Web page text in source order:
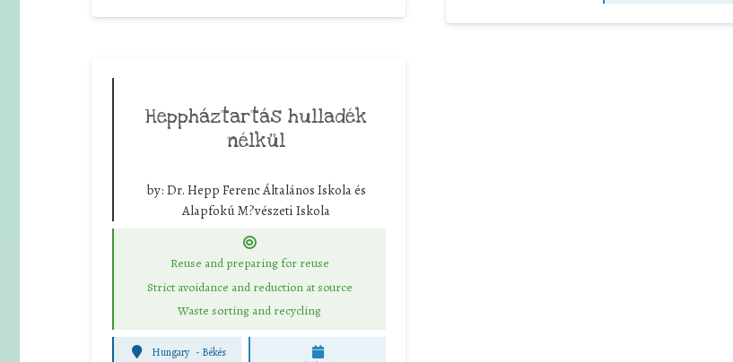
Heppháztartás hulladék
nélkül
by: Dr. Hepp Ferenc Általános Iskola és
Alapfokú M?vészeti Iskola
Reuse and preparing for reuse
Strict avoidance and reduction at source
Waste sorting and recycling
Hungary - Békés